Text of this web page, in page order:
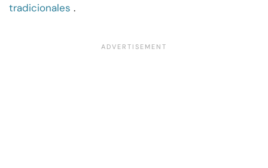
tradicionales .